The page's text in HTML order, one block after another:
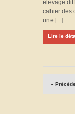
élevage
cahier des
une [...]
Lire le
«